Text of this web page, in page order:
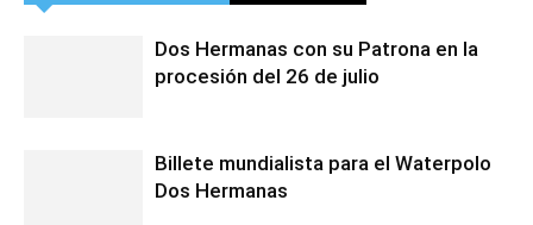
Dos Hermanas con su Patrona en la
procesión del 26 de julio
Billete mundialista para el Waterpolo
Dos Hermanas